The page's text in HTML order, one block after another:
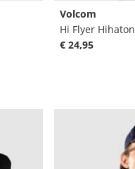
Volcom
Hi Flyer Hihaton
€ 24,95